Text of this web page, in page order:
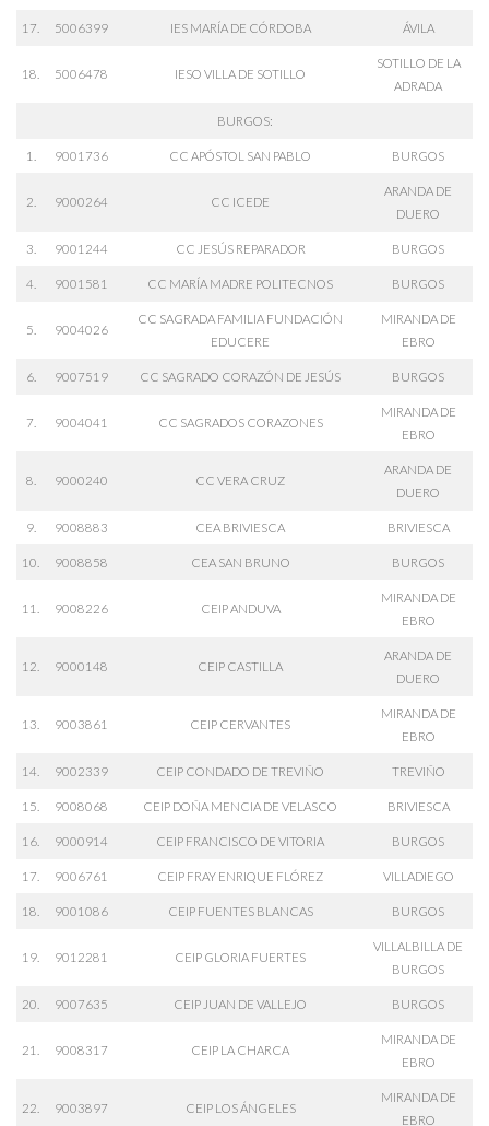
17. 5006399 IES MARÍA DE CÓRDOBA ÁVILA
18. 5006478 IESO VILLA DE SOTILLO
SOTILLO DE LA
ADRADA
BURGOS:
1. 9001736 CC APÓSTOL SAN PABLO BURGOS
2. 9000264 CC ICEDE
ARANDA DE
DUERO
3. 9001244 CC JESÚS REPARADOR BURGOS
4. 9001581 CC MARÍA MADRE POLITECNOS BURGOS
5. 9004026
CC SAGRADA FAMILIA FUNDACIÓN
EDUCERE
MIRANDA DE
EBRO
6. 9007519 CC SAGRADO CORAZÓN DE JESÚS BURGOS
7. 9004041 CC SAGRADOS CORAZONES
MIRANDA DE
EBRO
8. 9000240 CC VERA CRUZ
ARANDA DE
DUERO
9. 9008883 CEA BRIVIESCA BRIVIESCA
10. 9008858 CEA SAN BRUNO BURGOS
11. 9008226 CEIP ANDUVA
MIRANDA DE
EBRO
12. 9000148 CEIP CASTILLA
ARANDA DE
DUERO
13. 9003861 CEIP CERVANTES
MIRANDA DE
EBRO
14. 9002339 CEIP CONDADO DE TREVIÑO TREVIÑO
15. 9008068 CEIP DOÑA MENCIA DE VELASCO BRIVIESCA
16. 9000914 CEIP FRANCISCO DE VITORIA BURGOS
17. 9006761 CEIP FRAY ENRIQUE FLÓREZ VILLADIEGO
18. 9001086 CEIP FUENTES BLANCAS BURGOS
19. 9012281 CEIP GLORIA FUERTES
VILLALBILLA DE
BURGOS
20. 9007635 CEIP JUAN DE VALLEJO BURGOS
21. 9008317 CEIP LA CHARCA
MIRANDA DE
EBRO
22. 9003897 CEIP LOS ÁNGELES
MIRANDA DE
EBRO